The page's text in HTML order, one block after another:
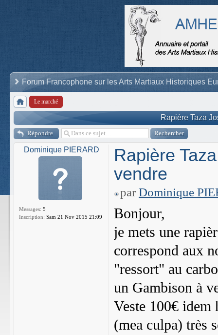
Forum Francophone sur les Arts Martiaux Historiques
Le marché
Rapière Taza
Répondre
Dominique PIERARD
Messages: 5
Inscription: Sam 21 Nov 2015 21:09
Rapière
vendre
par Dominique
Bonjour,
je mets une
correspond aux
"ressort" au
un Gambison à
Veste 100€ idem
(mea culpa) très